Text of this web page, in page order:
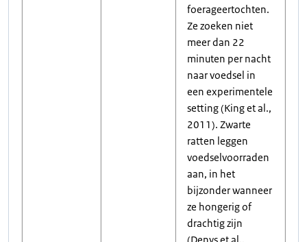
foerageertochten.
Ze zoeken niet
meer dan 22
minuten per nacht
naar voedsel in
een experimentele
setting (King et al.,
2011). Zwarte
ratten leggen
voedselvoorraden
aan, in het
bijzonder wanneer
ze hongerig of
drachtig zijn